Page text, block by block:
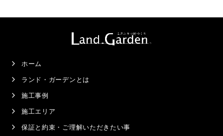
ホーム
ランド・ガーデンとは
施工事例
施工エリア
保証と約束・ご理解いただきたい事